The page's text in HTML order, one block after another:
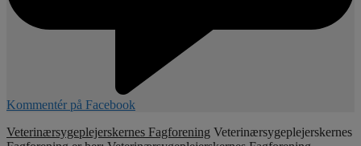
Kommentér på Facebook
Veterinærsygeplejerskernes Fagforening Veterinærsygeplejerskernes